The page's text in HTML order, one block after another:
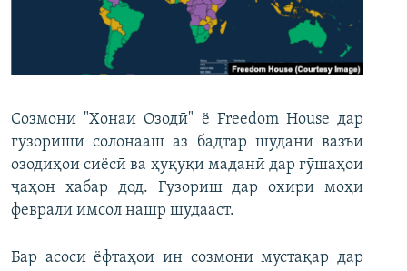
ГУЗОРИШҲОИ РАДИОӢ
Ҳамаи сомонаҳои RFE/RL
Созмони "Хонаи Озодӣ" ё Freedom House дар
гузориши солонааш аз бадтар шудани вазъи
озодиҳои сиёсӣ ва ҳуқуқи маданӣ дар гӯшаҳои
ҷаҳон хабар дод. Гузориш дар охири моҳи
феврали имсол нашр шудааст.
Бар асоси ёфтаҳои ин созмони мустақар дар